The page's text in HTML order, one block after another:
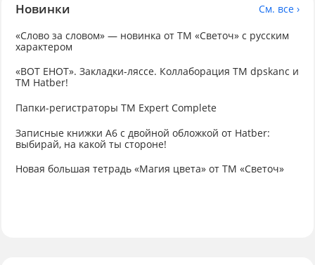
Новинки
См. все ›
«Слово за словом» — новинка от ТМ «Светоч» с русским
характером
«ВОТ ЕНОТ». Закладки-ляссе. Коллаборация TM dpskanc и
ТМ Hatber!
Папки-регистраторы ТМ Expert Complete
Записные книжки А6 с двойной обложкой от Hatber:
выбирай, на какой ты стороне!
Новая большая тетрадь «Магия цвета» от ТМ «Светоч»